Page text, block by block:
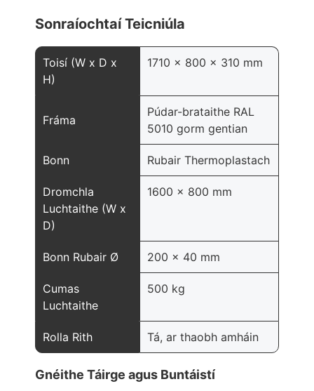
Sonraíochtaí Teicniúla
Toisí (W x D x
H)
1710 x 800 x 310 mm
Fráma
Púdar-brataithe RAL
5010 gorm gentian
Bonn Rubair Thermoplastach
Dromchla
Luchtaithe (W x
D)
1600 x 800 mm
Bonn Rubair Ø 200 x 40 mm
Cumas
Luchtaithe
500 kg
Rolla Rith Tá, ar thaobh amháin
Gnéithe Táirge agus Buntáistí